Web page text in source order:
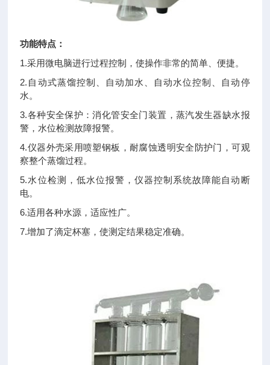
功能特点：
1.采用微电脑进行过程控制，使操作非常的简单、便捷。
2.自动式蒸馏控制、自动加水、自动水位控制、自动停
水。
3.各种安全保护：消化管安全门装置，蒸汽发生器缺水报
警，水位检测故障报警。
4.仪器外壳采用喷塑钢板，耐腐蚀透明安全防护门，可观
察整个蒸馏过程。
5.水位检测，低水位报警，仪器控制系统故障能自动断
电。
6.适用各种水源，适应性广。
7.增加了滴定杯塞，使测定结果稳定准确。